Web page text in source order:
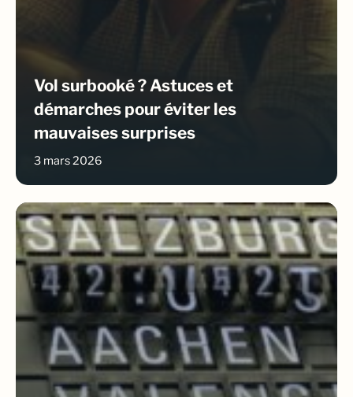
Vol surbooké ? Astuces et
démarches pour éviter les
mauvaises surprises
3 mars 2026